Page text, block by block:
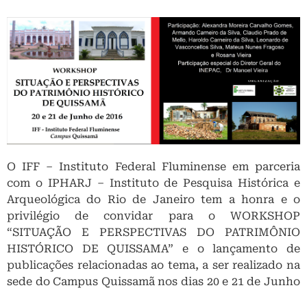
O IFF – Instituto Federal Fluminense em parceria
com o IPHARJ – Instituto de Pesquisa Histórica e
Arqueológica do Rio de Janeiro tem a honra e o
privilégio de convidar para o WORKSHOP
“SITUAÇÃO E PERSPECTIVAS DO PATRIMÔNIO
HISTÓRICO DE QUISSAMA” e o lançamento de
publicações relacionadas ao tema, a ser realizado na
sede do Campus Quissamã nos dias 20 e 21 de Junho